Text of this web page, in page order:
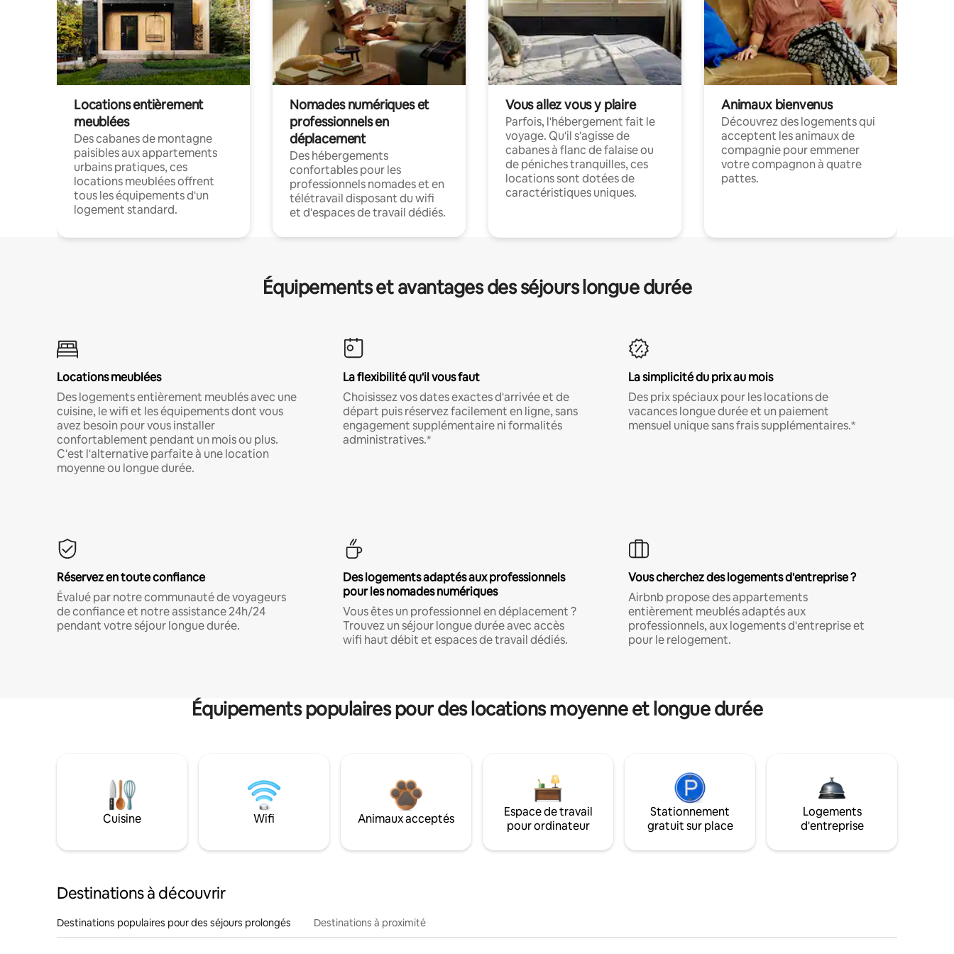
Locations entièrement
meublées
Des cabanes de montagne
paisibles aux appartements
urbains pratiques, ces
locations meublées offrent
tous les équipements d'un
logement standard.
Nomades numériques et
professionnels en
déplacement
Des hébergements
confortables pour les
professionnels nomades et en
télétravail disposant du wifi
et d'espaces de travail dédiés.
Vous allez vous y plaire
Parfois, l'hébergement fait le
voyage. Qu'il s'agisse de
cabanes à flanc de falaise ou
de péniches tranquilles, ces
locations sont dotées de
caractéristiques uniques.
Animaux bienvenus
Découvrez des logements qui
acceptent les animaux de
compagnie pour emmener
votre compagnon à quatre
pattes.
Équipements et avantages des séjours longue durée
Locations meublées
Des logements entièrement meublés avec une
cuisine, le wifi et les équipements dont vous
avez besoin pour vous installer
confortablement pendant un mois ou plus.
C'est l'alternative parfaite à une location
moyenne ou longue durée.
La flexibilité qu'il vous faut
Choisissez vos dates exactes d'arrivée et de
départ puis réservez facilement en ligne, sans
engagement supplémentaire ni formalités
administratives.*
La simplicité du prix au mois
Des prix spéciaux pour les locations de
vacances longue durée et un paiement
mensuel unique sans frais supplémentaires.*
Réservez en toute confiance
Évalué par notre communauté de voyageurs
de confiance et notre assistance 24h/24
pendant votre séjour longue durée.
Des logements adaptés aux professionnels
pour les nomades numériques
Vous êtes un professionnel en déplacement ?
Trouvez un séjour longue durée avec accès
wifi haut débit et espaces de travail dédiés.
Vous cherchez des logements d'entreprise ?
Airbnb propose des appartements
entièrement meublés adaptés aux
professionnels, aux logements d'entreprise et
pour le relogement.
Équipements populaires pour des locations moyenne et longue durée
Cuisine Wifi Animaux acceptés
Espace de travail
pour ordinateur
Stationnement
gratuit sur place
Logements
d'entreprise
Destinations à découvrir
Destinations populaires pour des séjours prolongés Destinations à proximité